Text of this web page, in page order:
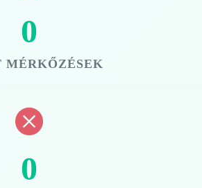
0
MÉRKŐZÉSEK
0